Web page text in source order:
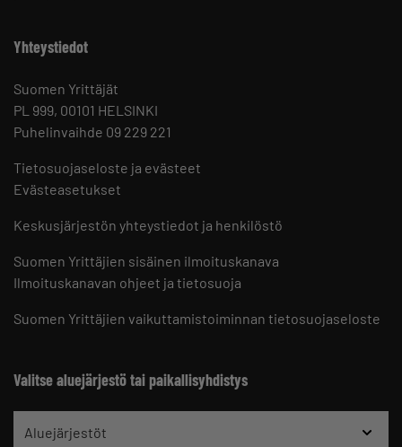
Yhteystiedot
Suomen Yrittäjät
PL 999, 00101 HELSINKI
Puhelinvaihde 09 229 221
Tietosuojaseloste ja evästeet
Evästeasetukset
Keskusjärjestön yhteystiedot ja henkilöstö
Suomen Yrittäjien sisäinen ilmoituskanava
Ilmoituskanavan ohjeet ja tietosuoja
Suomen Yrittäjien vaikuttamistoiminnan tietosuojaseloste
Valitse aluejärjestö tai paikallisyhdistys
Aluejärjestöt